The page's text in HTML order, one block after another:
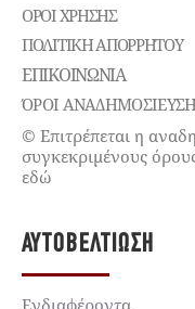
ΌΡΟΙ ΧΡΉΣΗΣ
ΠΟΛΙΤΙΚΉ ΑΠΟΡΡΉΤΟΥ
ΕΠΙΚΟΙΝΩΝΊΑ
ΌΡΟΙ
© Επιτρέπεται η
συγκεκριμένους
εδώ
ΑΥΤΟΒΕΛΤΊΩΣΗ